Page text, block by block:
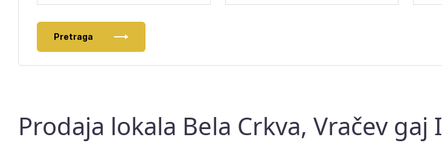
Pretraga
Prodaja lokala Bela Crkva, Vračev gaj I